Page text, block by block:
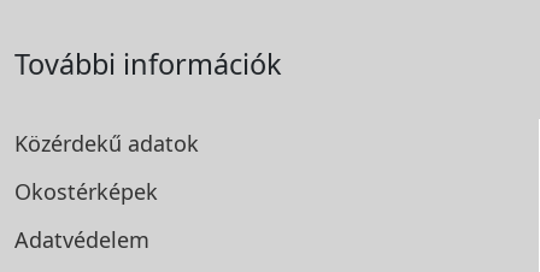
További információk
Közérdekű adatok
Okostérképek
Adatvédelem